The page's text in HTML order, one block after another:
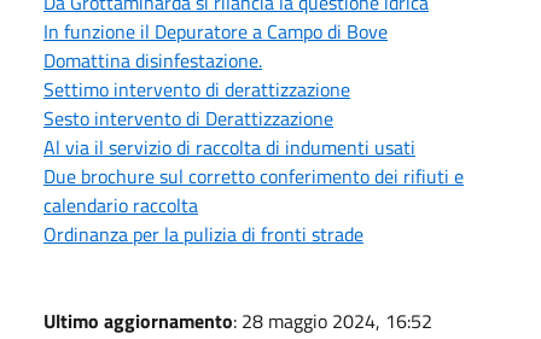
In funzione il Depuratore a Campo di Bove
Domattina disinfestazione.
Settimo intervento di derattizzazione
Sesto intervento di Derattizzazione
Al via il servizio di raccolta di indumenti usati
Due brochure sul corretto conferimento dei rifiuti e
calendario raccolta
Ordinanza per la pulizia di fronti strade
Ultimo aggiornamento: 28 maggio 2024, 16:52